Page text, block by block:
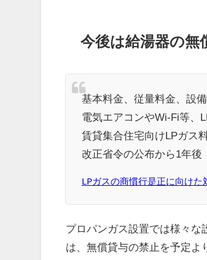
今後は給湯器の無
基本料金、従量料金、設
電気エアコンやWi-Fi等、
賃貸集合住宅向けLPガス
改正省令の公布から1年後
LPガスの商慣行是正に向け
プロパンガス設置では様々な
は、無償貸与の禁止を予定よ